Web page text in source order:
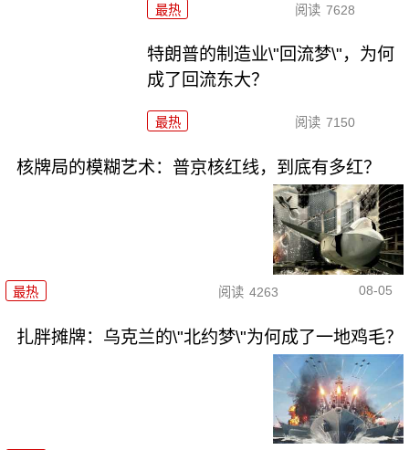
最热 阅读 7628
特朗普的制造业\"回流梦\"，为何
成了回流东大？
最热 阅读 7150
核牌局的模糊艺术：普京核红线，到底有多红？
最热 阅读 4263 08-05
扎胖摊牌：乌克兰的\"北约梦\"为何成了一地鸡毛？